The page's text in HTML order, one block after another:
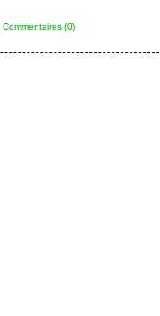
Commentaires (0)